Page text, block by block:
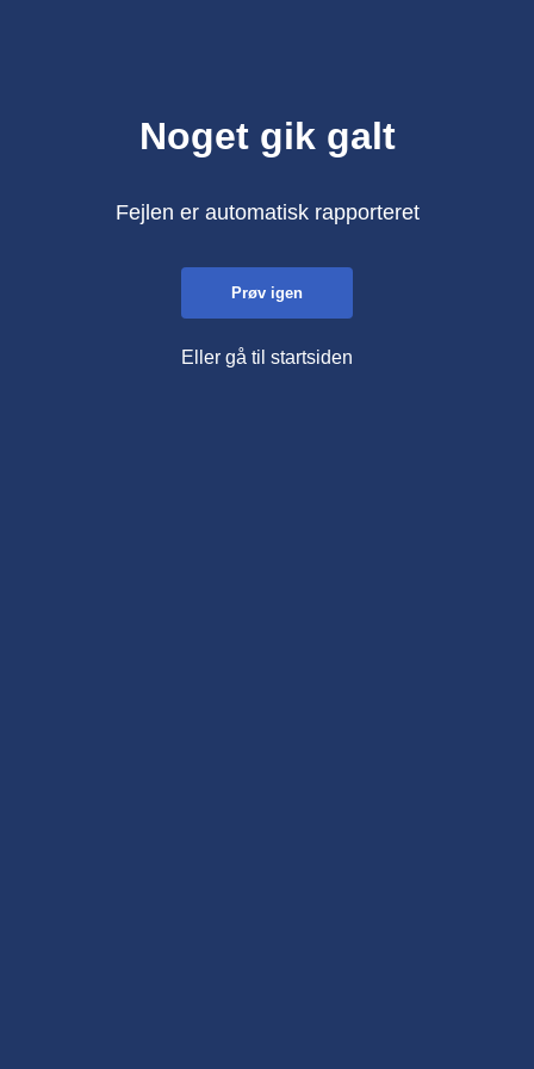
Noget gik galt
Fejlen er automatisk rapporteret
Prøv igen
Eller gå til startsiden